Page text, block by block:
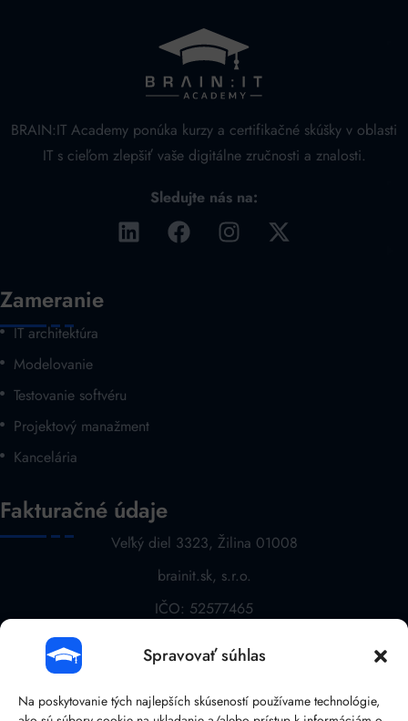
Spravovať súhlas
Na poskytovanie tých najlepších skúseností používame technológie,
BRAIN:IT Academy ponúka kurzy a certifikačné skúšky v oblasti
IT s cieľom zlepšiť vaše digitálne zručnosti a znalosti.
Sledujte nás na:
Zameranie
IT architektúra
Modelovanie
Testovanie softvéru
Projektový manažment
Kancelária
Fakturačné údaje
Veľký diel 3323, Žilina 01008
brainit.sk, s.r.o.
IČO: 52577465